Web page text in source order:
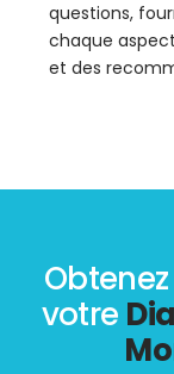
questions,
chaque
et des
votre